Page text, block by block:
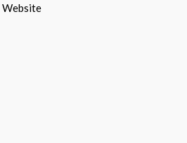
Website